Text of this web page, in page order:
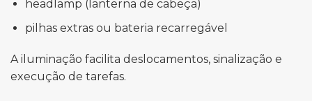
headlamp (lanterna de cabeça)
pilhas extras ou bateria recarregável
A iluminação facilita deslocamentos, sinalização e
execução de tarefas.